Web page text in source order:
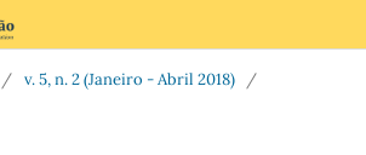
/ v. 5, n. 2 (Janeiro - Abril 2018)
/